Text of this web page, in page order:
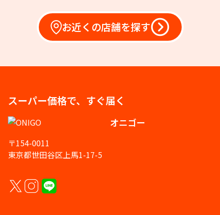
お近くの店舗を探す
スーパー価格で、すぐ届く
オニゴー
〒154-0011
東京都世田谷区上馬1-17-5